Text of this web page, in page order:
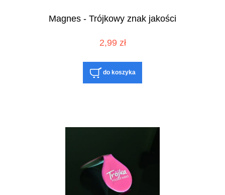
Magnes - Trójkowy znak jakości
2,99 zł
do koszyka